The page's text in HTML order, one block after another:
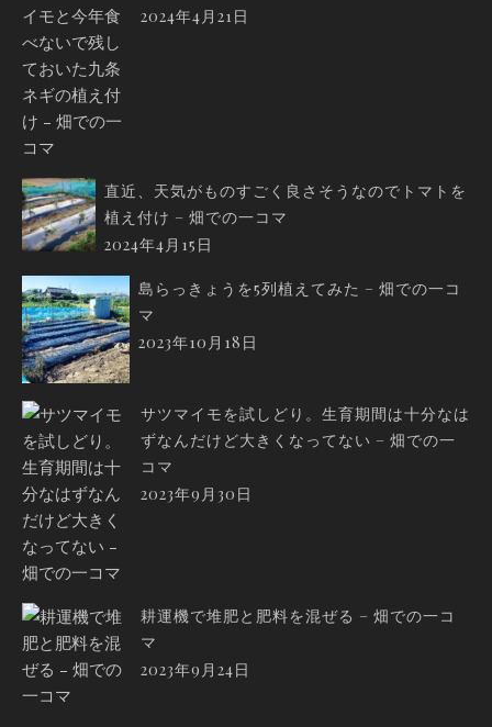
2024年4月21日
直近、天気がものすごく良さそうなのでトマトを
植え付け – 畑での一コマ
2024年4月15日
島らっきょうを5列植えてみた – 畑での一コ
マ
2023年10月18日
サツマイモを試しどり。生育期間は十分なは
ずなんだけど大きくなってない – 畑での一
コマ
2023年9月30日
耕運機で堆肥と肥料を混ぜる – 畑での一コ
マ
2023年9月24日